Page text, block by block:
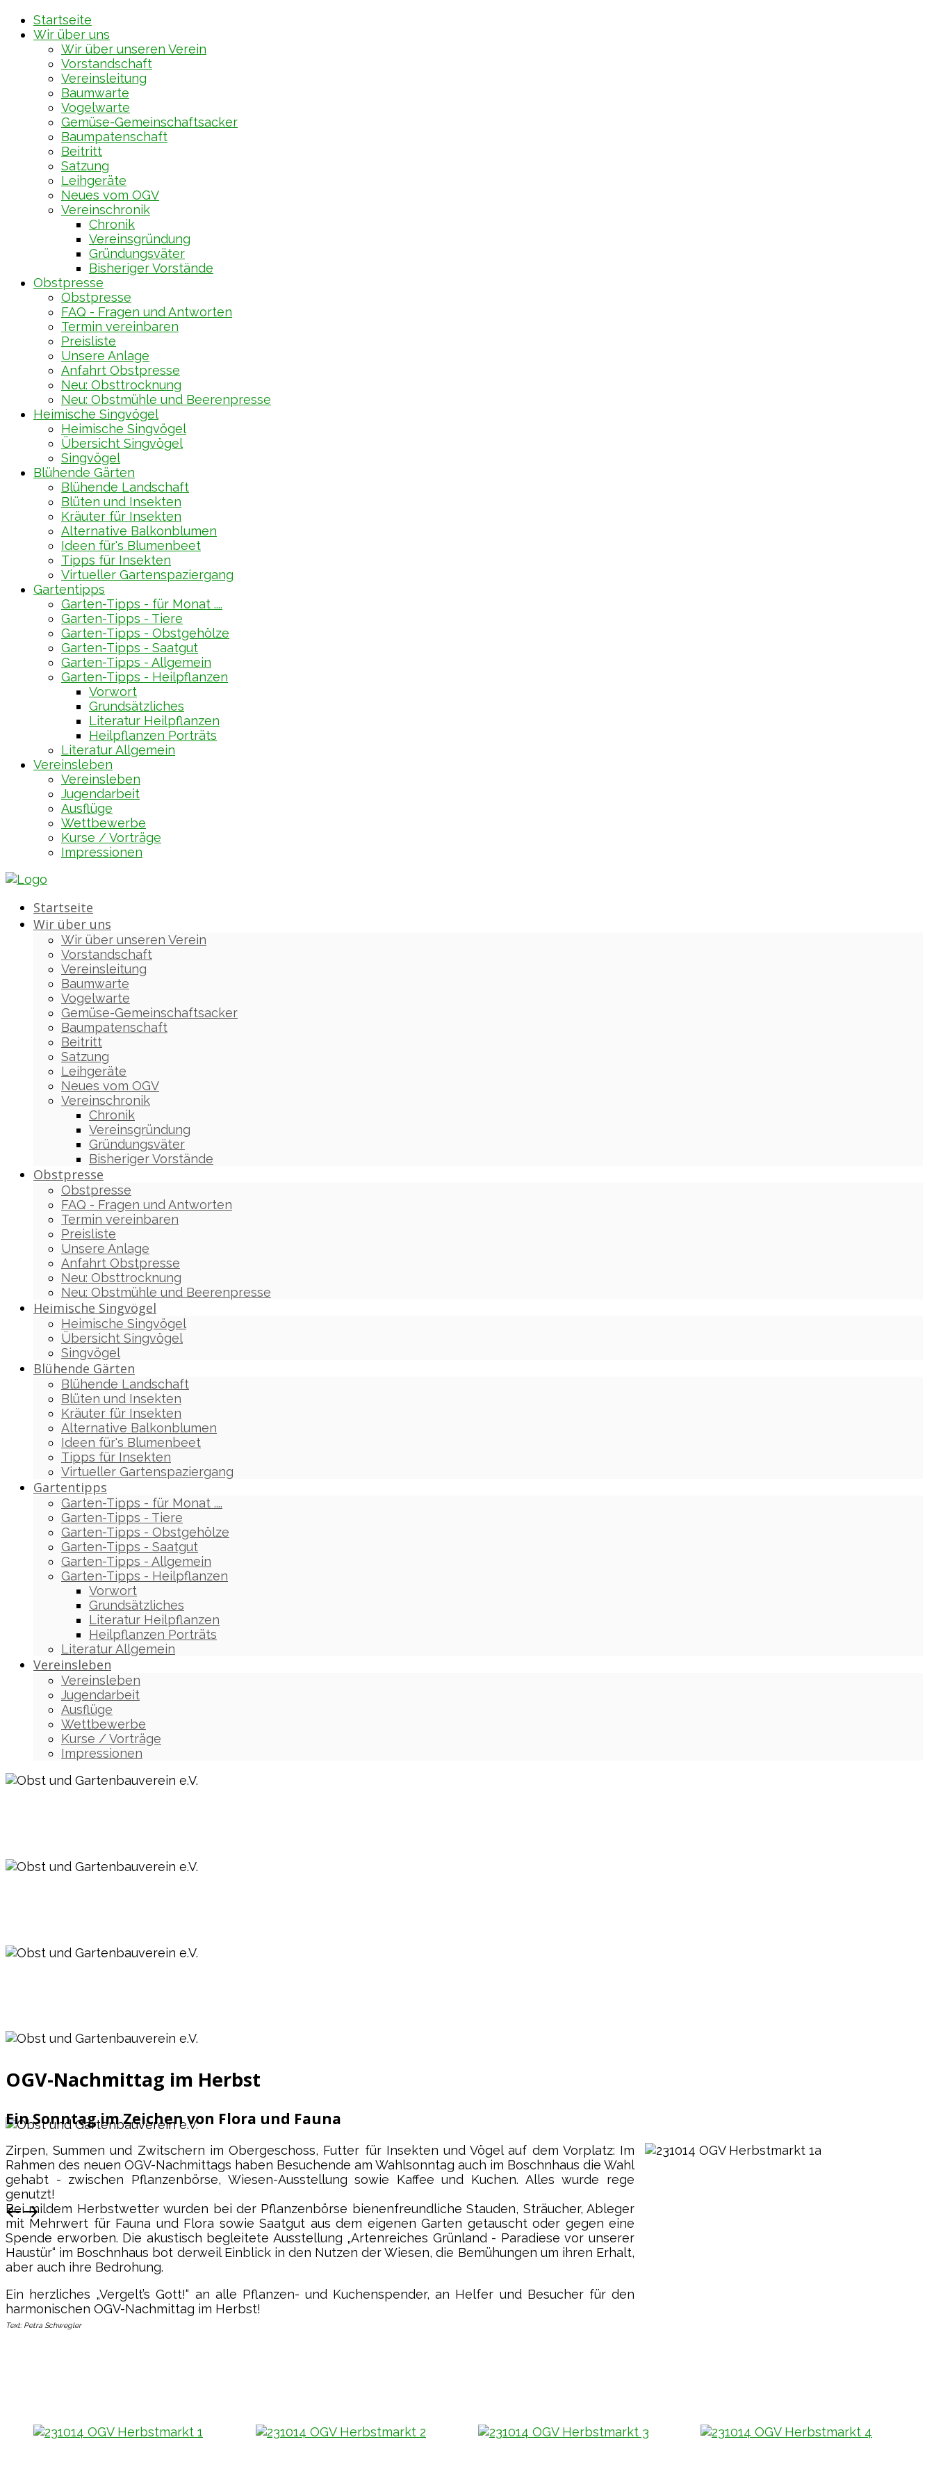
Startseite
Wir über uns
Wir über unseren Verein
Vorstandschaft
Vereinsleitung
Baumwarte
Vogelwarte
Gemüse-Gemeinschaftsacker
Baumpatenschaft
Beitritt
Satzung
Leihgeräte
Neues vom OGV
Vereinschronik
Chronik
Vereinsgründung
Gründungsväter
Bisheriger Vorstände
Obstpresse
Obstpresse
FAQ - Fragen und Antworten
Termin vereinbaren
Preisliste
Unsere Anlage
Anfahrt Obstpresse
Neu: Obsttrocknung
Neu: Obstmühle und Beerenpresse
Heimische Singvögel
Heimische Singvögel
Übersicht Singvögel
Singvögel
Blühende Gärten
Blühende Landschaft
Blüten und Insekten
Kräuter für Insekten
Alternative Balkonblumen
Ideen für's Blumenbeet
Tipps für Insekten
Virtueller Gartenspaziergang
Gartentipps
Garten-Tipps - für Monat ....
Garten-Tipps - Tiere
Garten-Tipps - Obstgehölze
Garten-Tipps - Saatgut
Garten-Tipps - Allgemein
Garten-Tipps - Heilpflanzen
Vorwort
Grundsätzliches
Literatur Heilpflanzen
Heilpflanzen Porträts
Literatur Allgemein
Vereinsleben
Vereinsleben
Jugendarbeit
Ausflüge
Wettbewerbe
Kurse / Vorträge
Impressionen
Startseite
Wir über uns
Wir über unseren Verein
Vorstandschaft
Vereinsleitung
Baumwarte
Vogelwarte
Gemüse-Gemeinschaftsacker
Baumpatenschaft
Beitritt
Satzung
Leihgeräte
Neues vom OGV
Vereinschronik
Chronik
Vereinsgründung
Gründungsväter
Bisheriger Vorstände
Obstpresse
Obstpresse
FAQ - Fragen und Antworten
Termin vereinbaren
Preisliste
Unsere Anlage
Anfahrt Obstpresse
Neu: Obsttrocknung
Neu: Obstmühle und Beerenpresse
Heimische Singvögel
Heimische Singvögel
Übersicht Singvögel
Singvögel
Blühende Gärten
Blühende Landschaft
Blüten und Insekten
Kräuter für Insekten
Alternative Balkonblumen
Ideen für's Blumenbeet
Tipps für Insekten
Virtueller Gartenspaziergang
Gartentipps
Garten-Tipps - für Monat ....
Garten-Tipps - Tiere
Garten-Tipps - Obstgehölze
Garten-Tipps - Saatgut
Garten-Tipps - Allgemein
Garten-Tipps - Heilpflanzen
Vorwort
Grundsätzliches
Literatur Heilpflanzen
Heilpflanzen Porträts
Literatur Allgemein
Vereinsleben
Vereinsleben
Jugendarbeit
Ausflüge
Wettbewerbe
Kurse / Vorträge
Impressionen
Obst und Gartenbauverein e.V.
Vagen / Mittenkirchen
Obst und Gartenbauverein e.V.
Vagen / Mittenkirchen
OGV-Nachmittag im Herbst
Ein Sonntag im Zeichen von Flora und Fauna
Zirpen, Summen und Zwitschern im Obergeschoss, Futter für Insekten und Vögel auf dem Vorplatz: Im
Rahmen des neuen OGV-Nachmittags haben Besuchende am Wahlsonntag auch im Boschnhaus die Wahl
gehabt - zwischen Pflanzenbörse, Wiesen-Ausstellung sowie Kaffee und Kuchen. Alles wurde rege
genutzt!
Bei mildem Herbstwetter wurden bei der Pflanzenbörse bienenfreundliche Stauden, Sträucher, Ableger
mit Mehrwert für Fauna und Flora sowie Saatgut aus dem eigenen Garten getauscht oder gegen eine
Spende erworben. Die akustisch begleitete Ausstellung „Artenreiches Grünland - Paradiese vor unserer
Haustür“ im Boschnhaus bot derweil Einblick in den Nutzen der Wiesen, die Bemühungen um ihren Erhalt,
aber auch ihre Bedrohung.
Ein herzliches „Vergelt’s Gott!“ an alle Pflanzen- und Kuchenspender, an Helfer und Besucher für den
harmonischen OGV-Nachmittag im Herbst!
Text: Petra Schwegler